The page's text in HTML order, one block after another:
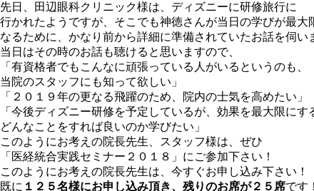
先日、田辺眼科クリニック様は、ディズニーに研修旅行に
行かれたようですが、そこでも神徳さんが当日の学びが最大
なるために、かなり前から詳細に準備されていたお話を伺い
当日はその時のお話も聴けると思いますので、
「有資格者でもこんなに頑張っている人がいるというのも、
当院のスタッフにも知って欲しい」
「２０１９年の更なる飛躍のため、院内の士気を高めたい」
「今後ディズニー研修を予定しているが、効果を最大限にす
どんなことをすれば良いのか学びたい」
このようにお考えの院長先生、スタッフ様は、ぜひ
「医経統合実践セミナー２０１８」にご参加下さい！
このようにお考えの院長先生は、今すぐお申し込み下さい！
既に １２５名様にお申し込み頂き、残りのお席が２５席です！